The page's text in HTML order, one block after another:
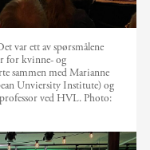
var ett av spørsmålene
for kvinne- og
sammen med Marianne
Unviersity Institute) og
ved HVL. Photo: